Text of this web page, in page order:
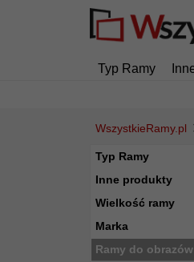
Typ Ramy
WszystkieRamy.pl
Typ Ramy
Inne produkty
Wielkość ramy
Marka
Ramy do